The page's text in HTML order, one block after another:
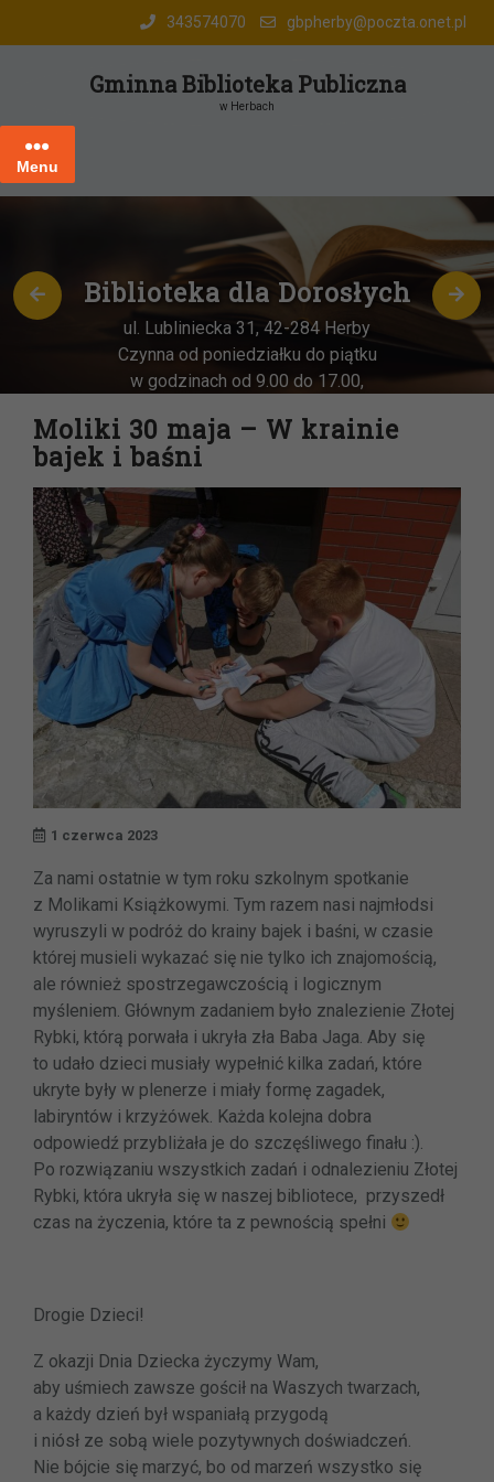
343574070 gbpherby@poczta.onet.pl
Gminna Biblioteka Publiczna
w Herbach
Menu
Biblioteka dla Dorosłych
ul. Lubliniecka 31, 42-284 Herby
Czynna od poniedziałku do piątku
w godzinach od 9.00 do 17.00,
w godz. 9:00-13:00
Moliki 30 maja – W krainie
bajek i baśni
1 czerwca 2023
Za nami ostatnie w tym roku szkolnym spotkanie
z Molikami Książkowymi. Tym razem nasi najmłodsi
wyruszyli w podróż do krainy bajek i baśni, w czasie
której musieli wykazać się nie tylko ich znajomością,
ale również spostrzegawczością i logicznym
myśleniem. Głównym zadaniem było znalezienie Złotej
Rybki, którą porwała i ukryła zła Baba Jaga. Aby się
to udało dzieci musiały wypełnić kilka zadań, które
ukryte były w plenerze i miały formę zagadek,
labiryntów i krzyżówek. Każda kolejna dobra
odpowiedź przybliżała je do szczęśliwego finału :).
Po rozwiązaniu wszystkich zadań i odnalezieniu Złotej
Rybki, która ukryła się w naszej bibliotece, przyszedł
czas na życzenia, które ta z pewnością spełni
Drogie Dzieci!
Z okazji Dnia Dziecka życzymy Wam,
aby uśmiech zawsze gościł na Waszych twarzach,
a każdy dzień był wspaniałą przygodą
i niósł ze sobą wiele pozytywnych doświadczeń.
Nie bójcie się marzyć, bo od marzeń wszystko się